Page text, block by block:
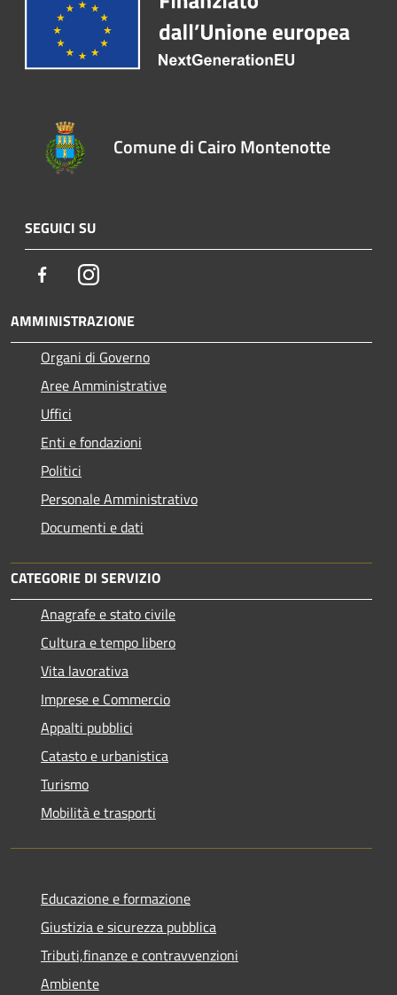
Comune di Cairo Montenotte
SEGUICI SU
FacebookInstagram
AMMINISTRAZIONE
Organi di Governo
Aree Amministrative
Uffici
Enti e fondazioni
Politici
Personale Amministrativo
Documenti e dati
CATEGORIE DI SERVIZIO
Anagrafe e stato civile
Cultura e tempo libero
Vita lavorativa
Imprese e Commercio
Appalti pubblici
Catasto e urbanistica
Turismo
Mobilità e trasporti
Educazione e formazione
Giustizia e sicurezza pubblica
Tributi,finanze e contravvenzioni
Ambiente